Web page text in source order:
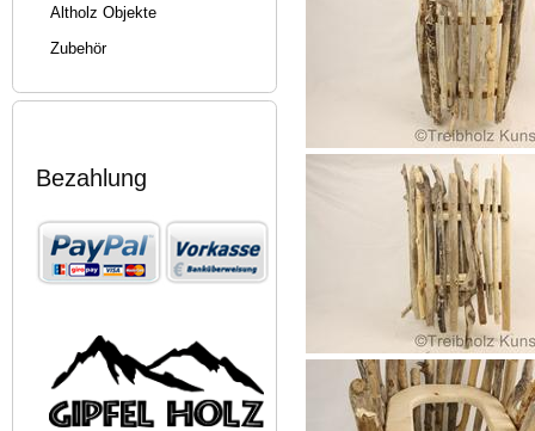
Altholz Objekte
Zubehör
Bezahlung